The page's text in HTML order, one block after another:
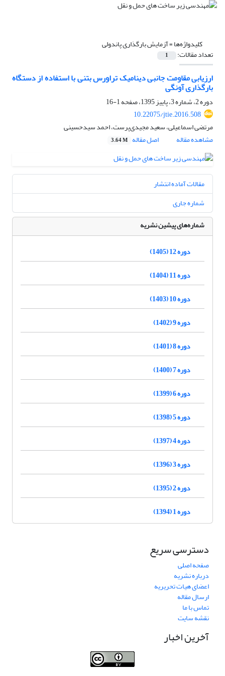
کلیدواژه‌ها =آزمایش بارگذاری پاندولی
تعداد مقالات: 1
ارزیابی مقاومت جانبی دینامیک تراورس بتنی با استفاده از دستگاه
بارگذاری آونگی
دوره 2، شماره 3، پاییز 1395، صفحه
1-16
10.22075/jtie.2016.508
مرتضی اسماعیلی، سعید مجیدی‌پرست، احمد سیدحسینی
مشاهده مقاله
اصل مقاله 3.64 M
مقالات آماده انتشار
شماره جاری
شماره‌های پیشین نشریه
دوره 12 (1405)
دوره 11 (1404)
دوره 10 (1403)
دوره 9 (1402)
دوره 8 (1401)
دوره 7 (1400)
دوره 6 (1399)
دوره 5 (1398)
دوره 4 (1397)
دوره 3 (1396)
دوره 2 (1395)
دوره 1 (1394)
دسترسی سریع
صفحه اصلی
درباره نشریه
اعضای هیات تحریریه
ارسال مقاله
تماس با ما
نقشه سایت
آخرین اخبار